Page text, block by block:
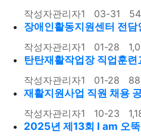
작성자관리자1 03-31
장애인활동지원센터 전담
작성자관리자1 01-28
탄탄재활작업장 직업훈
작성자관리자1 01-28
재활지원사업 직원 채용
작성자관리자1 10-23
2025년 제13회 I am 오